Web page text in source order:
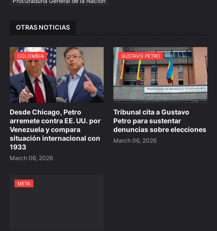
OTRAS NOTICIAS
COLOMBIA
Desde Chicago, Petro
arremete contra EE. UU. por
Venezuela y compara
situación internacional con
1933
March 06, 2026
GUSTAVO PETRO
Tribunal cita a Gustavo
Petro para sustentar
denuncias sobre elecciones
March 06, 2026
META